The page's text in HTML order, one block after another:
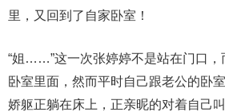
里，又回到了自家卧室！
“姐……”这一次张婷婷不是站在门口，
卧室里面，然而平时自己跟老公的卧
娇躯正躺在床上，正亲昵的对着自己叫